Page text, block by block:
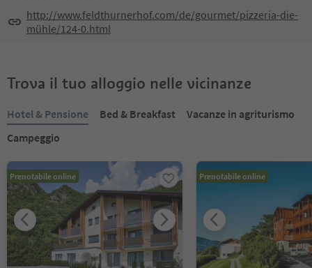
http://www.feldthurnerhof.com/de/gourmet/pizzeria-die-
mühle/124-0.html
Trova il tuo alloggio nelle vicinanze
Hotel & Pensione Bed & Breakfast
Vacanze in agriturismo
Campeggio
Prenotabile online Prenotabile online